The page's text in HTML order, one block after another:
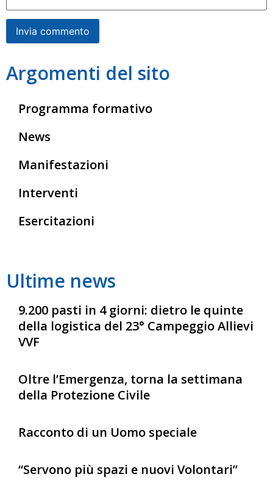
Argomenti del sito
Programma formativo
News
Manifestazioni
Interventi
Esercitazioni
Ultime news
9.200 pasti in 4 giorni: dietro le quinte
della logistica del 23° Campeggio Allievi
VVF
Oltre l’Emergenza, torna la settimana
della Protezione Civile
Racconto di un Uomo speciale
“Servono più spazi e nuovi Volontari”